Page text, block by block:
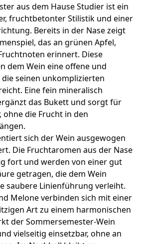
aus dem Hause Studier ist ein
fruchtbetonter Stilistik und einer
Bereits in der Nase zeigt
das an grünen Apfel,
erinnert. Diese
dem Wein eine offene und
seinen unkomplizierten
Eine fein mineralisch
das Bukett und sorgt für
ohne die Frucht in den
sich der Wein ausgewogen
Die Fruchtaromen aus der Nase
fort und werden von einer gut
getragen, die dem Wein
saubere Linienführung verleiht.
Melone verbinden sich mit einer
Art zu einem harmonischen
der Sommersemester-Wein
vielseitig einsetzbar, ohne an